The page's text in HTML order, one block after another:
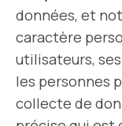
données, et
caractère
utilisateurs,
les personnes
collecte de